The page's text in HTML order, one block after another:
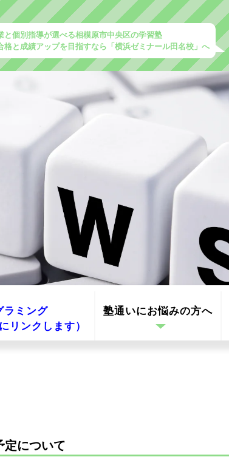
と個別指導が選べる相模原市中央区の学習塾
格と成績アップを目指すなら「横浜ゼミナール田名校」へ
ラミング
リンクします）
塾通いにお悩みの方へ
定について